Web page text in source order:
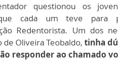
questionou os
cada um teve para
Redentorista. Um dos
de Oliveira Teobaldo, tinha
responder ao chamado